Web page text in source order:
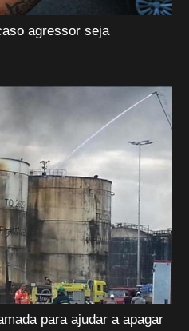
agressor seja
para ajudar a apagar